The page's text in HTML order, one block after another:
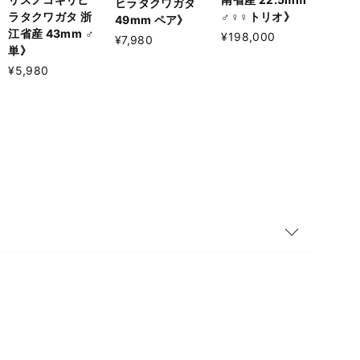
ラタクワガタ 浙
江省産 43mm ♂
単》
¥5,980
49mm ペア》
¥7,980
♂♀♀トリオ》
¥198,000